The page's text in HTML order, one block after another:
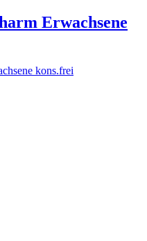
Erwachsene